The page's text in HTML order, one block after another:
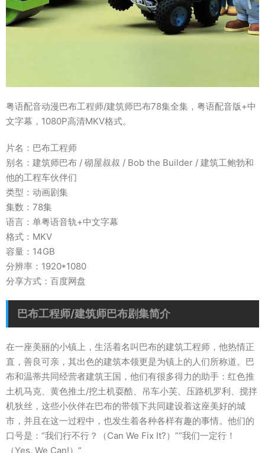
粤语配音动漫巴布工程师/建筑师巴布78集全集，粤语配音版+中
文字幕，1080P高清MKV格式。
片名：巴布工程师
别名：建筑师巴布 / 砌屋叔叔 / Bob the Builder / 建筑工鲍勃和
他的工程车伙伴们
类型：动画剧集
集数：78集
语言：单粤语音轨+中文字幕
格式：MKV
容量：14GB
分辨率：1920*1080
分享方式：百度网盘
巴布工程师/建筑师巴布剧集简介
在一座美丽的小镇上，生活着名叫巴布的建筑工程师，他热情正
直，善良可亲，其出色的建筑本领更是为镇上的人们所称道。巴
布和温蒂共同经营者建筑王国，他们有很多得力的助手：红色推
土机马克、黄色推土/挖土机耍酷、吊车小芙、压路机罗利、搅拌
机狄丝，这些小伙伴在巴布的带领下共同建设着这座美好的城
市，并且在这一过程中，也发生着各种各样有趣的事情。他们的
口号是：“我们行不行？（Can We Fix It?）”“我们一定行！
（Yes, We Can!）”